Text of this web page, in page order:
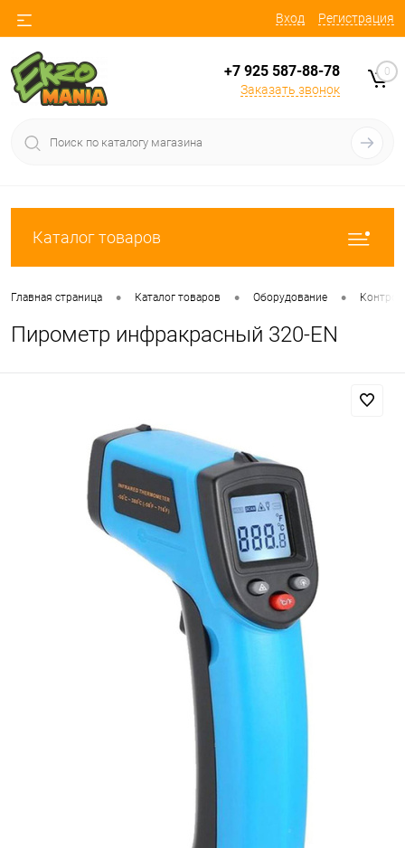
Вход Регистрация
+7 925 587-88-78
Заказать звонок
0
Каталог товаров
Главная страница • Каталог товаров • Оборудование •
Пирометр инфракрасный 320-EN